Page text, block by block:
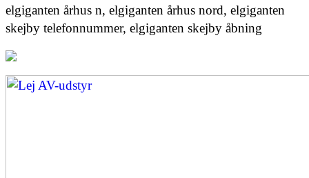
elgiganten århus n, elgiganten århus nord, elgiganten
skejby telefonnummer, elgiganten skejby åbning